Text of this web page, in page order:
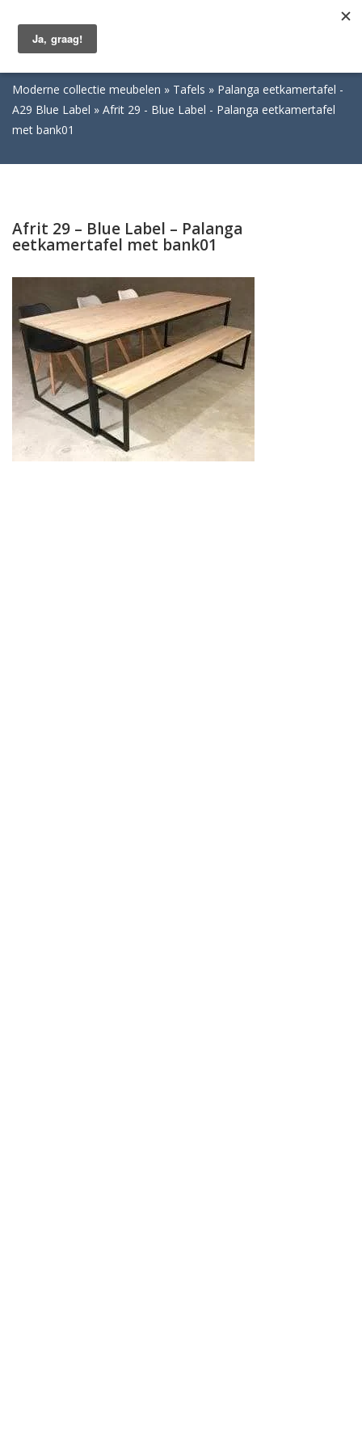
Moderne collectie meubelen Tafels
Palanga eetkamertafel -
A29 Blue Label
Afrit 29 - Blue Label - Palanga eetkamertafel
met bank01
Afrit 29 – Blue Label – Palanga
eetkamertafel met bank01